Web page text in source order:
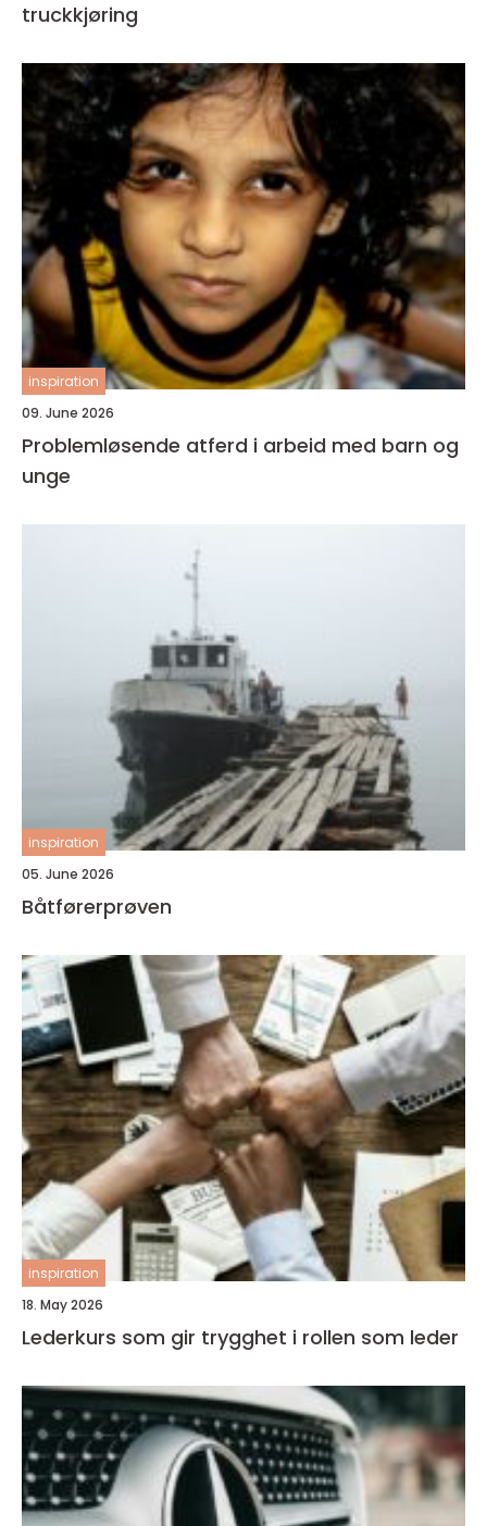
truckkjøring
inspiration
09. June 2026
Problemløsende atferd i arbeid med barn og
unge
inspiration
05. June 2026
Båtførerprøven
inspiration
18. May 2026
Lederkurs som gir trygghet i rollen som leder